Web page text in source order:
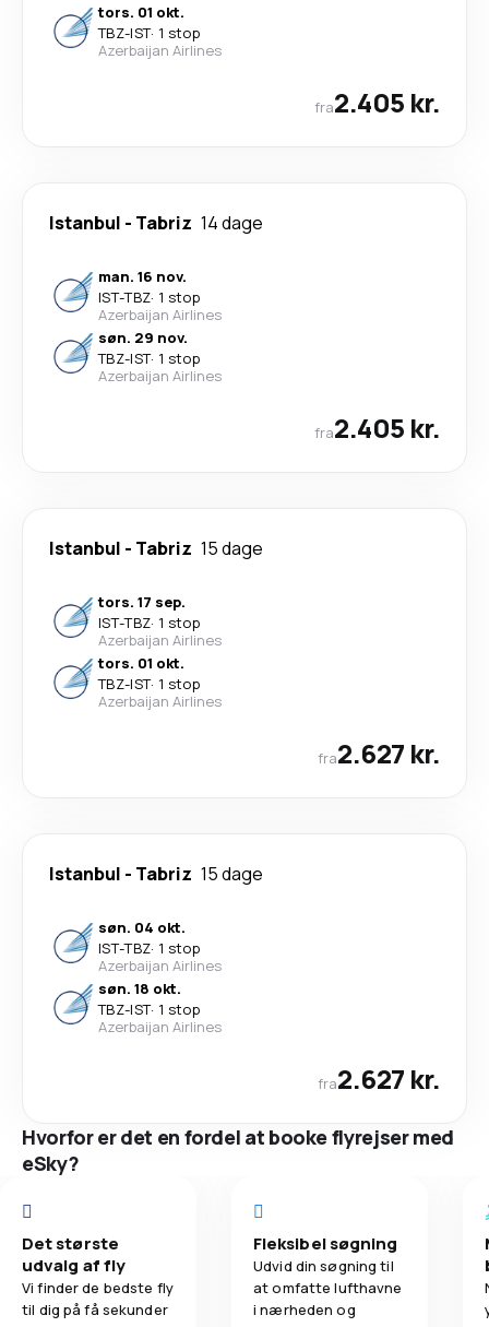
tors. 01 okt.
TBZ-IST· 1 stop
Azerbaijan Airlines
fra2.405 kr.
Istanbul - Tabriz 14 dage
man. 16 nov.
IST-TBZ· 1 stop
Azerbaijan Airlines
søn. 29 nov.
TBZ-IST· 1 stop
Azerbaijan Airlines
fra2.405 kr.
Istanbul - Tabriz 15 dage
tors. 17 sep.
IST-TBZ· 1 stop
Azerbaijan Airlines
tors. 01 okt.
TBZ-IST· 1 stop
Azerbaijan Airlines
fra2.627 kr.
Istanbul - Tabriz 15 dage
søn. 04 okt.
IST-TBZ· 1 stop
Azerbaijan Airlines
søn. 18 okt.
TBZ-IST· 1 stop
Azerbaijan Airlines
fra2.627 kr.
Hvorfor er det en fordel at booke flyrejser med
eSky?
Det største
udvalg af fly
Vi finder de bedste fly
til dig på få sekunder
Fleksibel søgning
Udvid din søgning til
at omfatte lufthavne
i nærheden og